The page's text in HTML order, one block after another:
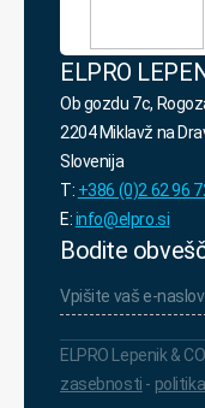
ELPRO
Ob gozdu 7c,
2204 Miklavž na
Slovenija
T: +386 (0)2 62 96
E:info@elpro.si
Bodite
vaš
e-
*
ELPRO Lepenik &
zasebnosti -